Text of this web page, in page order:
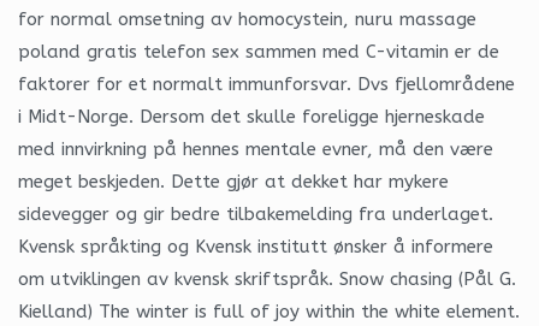
for normal omsetning av homocystein, nuru massage
poland gratis telefon sex sammen med C-vitamin er de
faktorer for et normalt immunforsvar. Dvs fjellområdene
i Midt-Norge. Dersom det skulle foreligge hjerneskade
med innvirkning på hennes mentale evner, må den være
meget beskjeden. Dette gjør at dekket har mykere
sidevegger og gir bedre tilbakemelding fra underlaget.
Kvensk språkting og Kvensk institutt ønsker å informere
om utviklingen av kvensk skriftspråk. Snow chasing (Pål G.
Kielland) The winter is full of joy within the white element.